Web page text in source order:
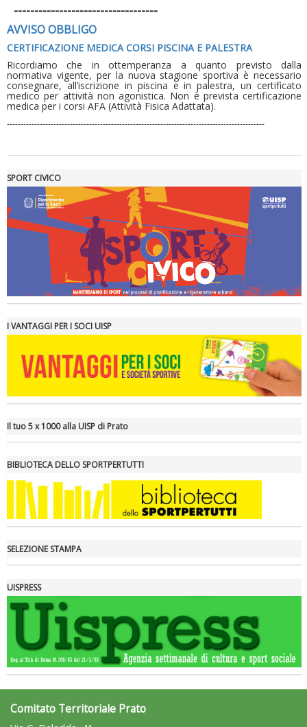
Luglio 2026: "Pensando con i piedi, si possono fare le
rivoluzioni"
Tiziano Pesce a Radio InBlu2000 traccia il bilancio della stagione
Ddl Lobby, Uisp: “Il Parlamento valorizzi le nostre specificità"
La formazione Uisp rallenta ma prosegue anche in estate
-----------------------------------
AVVISO OBBLIGO
CERTIFICAZIONE MEDICA CORSI PISCINA E PALESTRA
Ricordiamo che in ottemperanza a quanto previsto dalla
normativa vigente, per la nuova stagione sportiva è necessario
consegnare, all’iscrizione in piscina e in palestra, un certificato
medico per attività non agonistica. Non è prevista certificazione
medica per i corsi AFA (Attività Fisica Adattata).
----------------------------------------------------------------------------------------------
SPORT CIVICO
I VANTAGGI PER I SOCI UISP
Il tuo 5 x 1000 alla UISP di Prato
BIBLIOTECA DELLO SPORTPERTUTTI
SELEZIONE STAMPA
UISPRESS
Comitato Territoriale Prato